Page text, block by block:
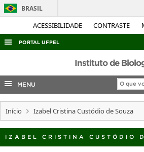
ACESSIBILIDADE CONTRASTE
BRASIL
PORTAL UFPEL
ACESSO À INFORMAÇÃO
AUDITORIA
COBALTO
CONCURSOS
EDITAIS
INTERNACIONAL
Instituto de
MENU
Início Izabel Cristina Custódio de Souza
IZABEL CRISTINA CUSTÓDIO